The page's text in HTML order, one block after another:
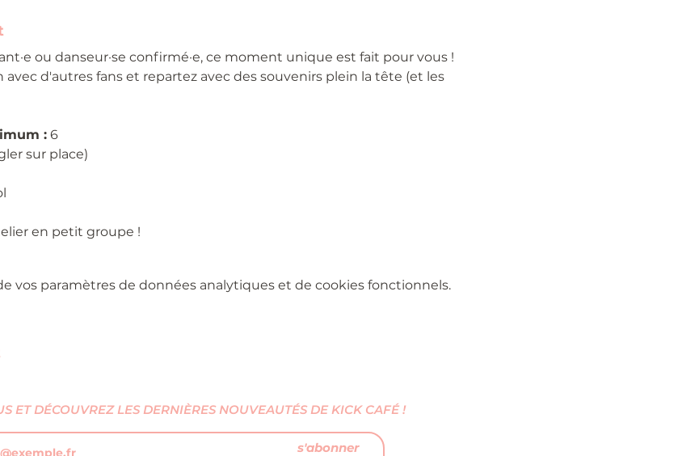
ou danseur·se confirmé·e, ce moment unique est fait pour vous !
avec d'autres fans et repartez avec des souvenirs plein la tête (et les
: 6
sur place)
en petit groupe !
vos paramètres de données analytiques et de cookies fonctionnels.
ET DÉCOUVREZ LES DERNIÈRES NOUVEAUTÉS DE KICK CAFÉ !
s'abonner